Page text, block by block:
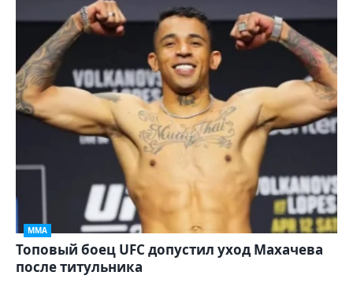
ММА
Топовый боец UFC допустил уход Махачева
после титульника